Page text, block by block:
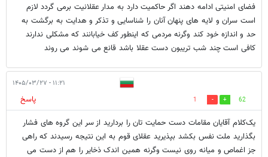
فضای امنیتی ادامه دهند اگر حاکمیت دارد به مدار عقلانیت برمی گردد لازم
است سران و لایه های پنهان آنان را شناسایی و تذکر و هدایت به برگشت به
حد و اندازه خود کند وگرنه مردمی که اینطور کف خیابانند که مشکلی ندارند
کافی است چند شب تریبون دست عقلا باشد قانع می شوند می روند
۱۱:۲۱ - ۱۴۰۵/۰۳/۲۷
62
1
پاسخ
یک‌کلام آقایان مقامات دست حمایت تان را بردارید از سر این گروه های فشار
بگذارید ملت نفس بکشد بپذیرید عقلای قوم به این نتیجه رسیدند که راهی
جز اغماص و میانه روی نیست وگرنه همین اندک ذخایر را هم از دست می